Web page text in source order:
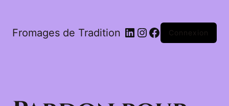
Fromages de Tradition LinkedIn
Instagram
Facebook
Connexion